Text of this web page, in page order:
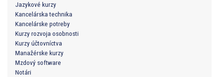
Jazykové kurzy
Kancelárska technika
Kancelárske potreby
Kurzy rozvoja osobnosti
Kurzy účtovníctva
Manažérske kurzy
Mzdový software
Notári